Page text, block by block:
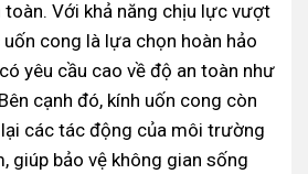
toàn. Với khả năng chịu lực vượt
cong là lựa chọn hoàn hảo
yêu cầu cao về độ an toàn như
cạnh đó, kính uốn cong còn
các tác động của môi trường
giúp bảo vệ không gian sống